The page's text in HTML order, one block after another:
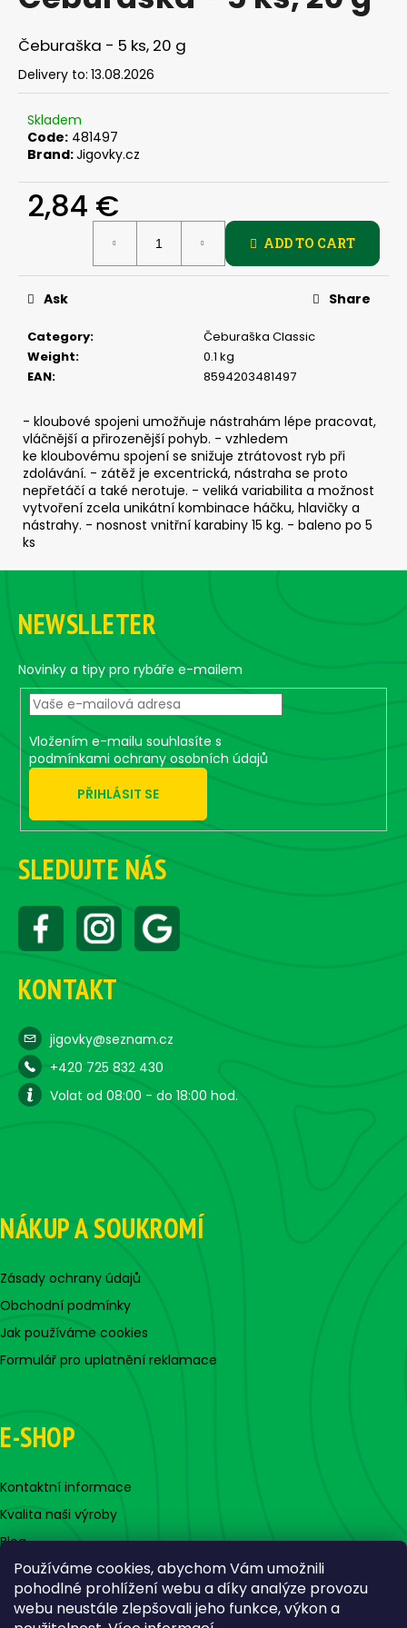
Používáme cookies, abychom Vám umožnili
pohodlné prohlížení webu a díky analýze provozu
webu neustále zlepšovali jeho funkce, výkon a
0,0
out
of
5
Čeburaška - 5 ks, 20 g
Delivery to: 13.08.2026
Skladem
Code: 481497
Brand:Jigovky.cz
2,84 €
ADD TO CART
Category:
Čeburaška Classic
Weight:
0.1 kg
EAN: 8594203481497
Ask Share
- kloubové spojeni umožňuje nástrahám lépe pracovat,
vláčnější a přirozenější pohyb. - vzhledem
ke kloubovému spojení se snižuje ztrátovost ryb při
zdolávání. - zátěž je excentrická, nástraha se proto
nepřetáčí a také nerotuje. - veliká variabilita a možnost
vytvoření zcela unikátní kombinace háčku, hlavičky a
nástrahy. - nosnost vnitřní karabiny 15 kg. - baleno po 5
ks
n
g
f
o
?
W
e
c
o
m
m
e
n
d
-
5
4
G
1,85
F
NEWSLLETER
Novinky a tipy pro rybáře e-mailem
Vložením e-mailu souhlasíte s
podmínkami ochrany osobních údajů
PŘIHLÁSIT SE
SLEDUJTE NÁS
KONTAKT
jigovky@seznam.cz
+420 725 832 430
Volat od 08:00 - do 18:00 hod.
NÁKUP A SOUKROMÍ
Zásady ochrany údajů
Obchodní podmínky
Jak používáme cookies
Formulář pro uplatnění reklamace
E-SHOP
Kontaktní informace
Kvalita naši výroby
Blog